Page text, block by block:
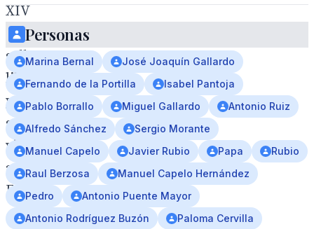
XIV
con
sello,
libros
y
su
visita
a
España.
Personas
Marina Bernal
José Joaquín Gallardo
Fernando de la Portilla
Isabel Pantoja
Pablo Borrallo
Miguel Gallardo
Antonio Ruiz
Alfredo Sánchez
Sergio Morante
Manuel Capelo
Javier Rubio Papa
Rubio
Raul Berzosa
Manuel Capelo Hernández
Pedro
Antonio Puente Mayor
Antonio Rodríguez Buzón
Paloma Cervilla